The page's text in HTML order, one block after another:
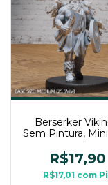
Berserker
Sem Pintura,
de Mesa
R$17,90
R$17,01 com